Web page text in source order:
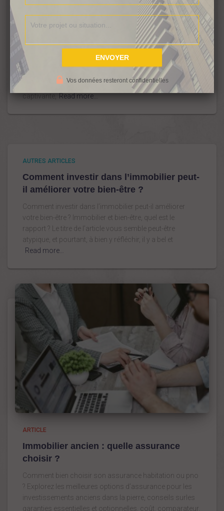
ARTICLE INVITÉ
Les Erreurs à éviter lors d’un premier
Investir dans l’immobilier est une solution idéale pour
s’enrichir. En effet, ce sont les loyers qui vontrembourser
une grande partie voire la totalité du prêt.Se lancer dans
un investissement immobilier est également une aventure
captivante,
Read more…
AUTRES ARTICLES
Comment investir dans l’immobilier peut-
il améliorer votre bien-être ?
Comment investir dans l’immobilier peut-il améliorer
votre bien-être ? Immobilier et bien-être, quel est le
rapport ? Le titre de l’article vous semble peut-être
atypique, et pourtant, à bien y réfléchir, il y a bel et
Read more…
ARTICLE
Immobilier ancien : quelle assurance
choisir ?
Comment bien choisir son assurance habitation ou pno
? Explorez les meilleures options d’assurance pour les
investissements anciens dans la pierre, conseils surles
garanties essentielles et optionnelles, coût, comparateur,
Vos données resteront confidentielles